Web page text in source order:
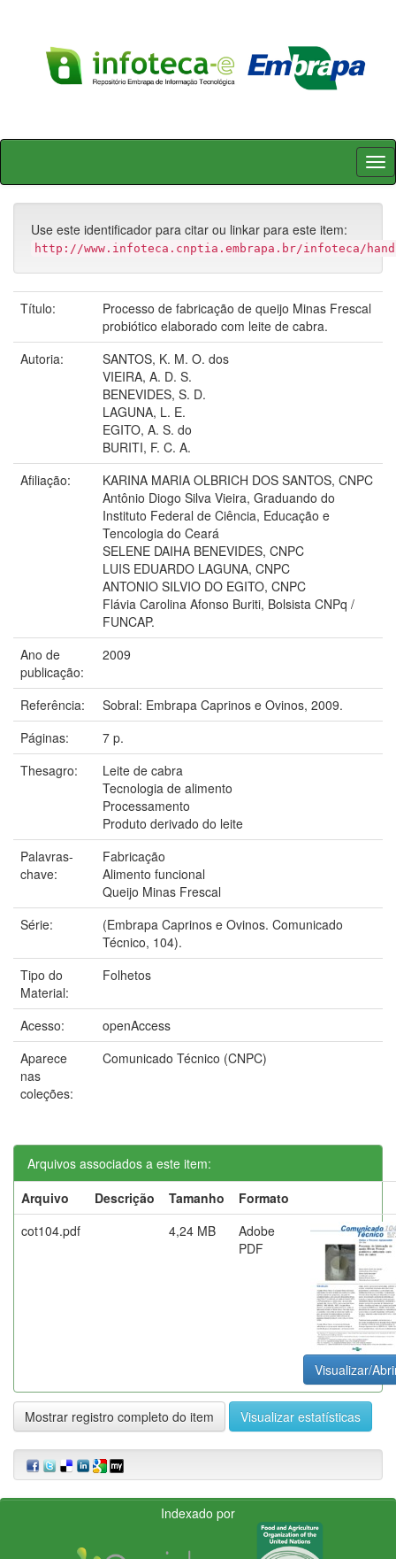
Skip
Use este identificador para citar ou linkar para este item:
http://www.infoteca.cnptia.embrapa.br/infoteca/
Título:
Processo de fabricação de queijo Minas Frescal
probiótico elaborado com leite de cabra.
Autoria:
SANTOS, K. M. O. dos
VIEIRA, A. D. S.
BENEVIDES, S. D.
LAGUNA, L. E.
EGITO, A. S. do
BURITI, F. C. A.
Afiliação:
KARINA MARIA OLBRICH DOS SANTOS, CNPC
Antônio Diogo Silva Vieira, Graduando do
Instituto Federal de Ciência, Educação e
Tencologia do Ceará
SELENE DAIHA BENEVIDES, CNPC
LUIS EDUARDO LAGUNA, CNPC
ANTONIO SILVIO DO EGITO, CNPC
Flávia Carolina Afonso Buriti, Bolsista CNPq /
FUNCAP.
Ano de
publicação:
2009
Referência:
Sobral: Embrapa Caprinos e Ovinos, 2009.
Páginas:
7 p.
Thesagro:
Leite de cabra
Tecnologia de alimento
Processamento
Produto derivado do leite
Palavras-
chave:
Fabricação
Alimento funcional
Queijo Minas Frescal
Série:
(Embrapa Caprinos e Ovinos. Comunicado
Técnico, 104).
Tipo do
Material:
Folhetos
Acesso:
openAccess
Aparece
nas
coleções:
Comunicado Técnico (CNPC)
Arquivos associados a este item:
Arquivo
Descrição Tamanho
Formato
cot104.pdf
4,24 MB
Adobe
PDF
Visualizar/
Mostrar registro completo do item Visualizar estatísticas
Indexado por